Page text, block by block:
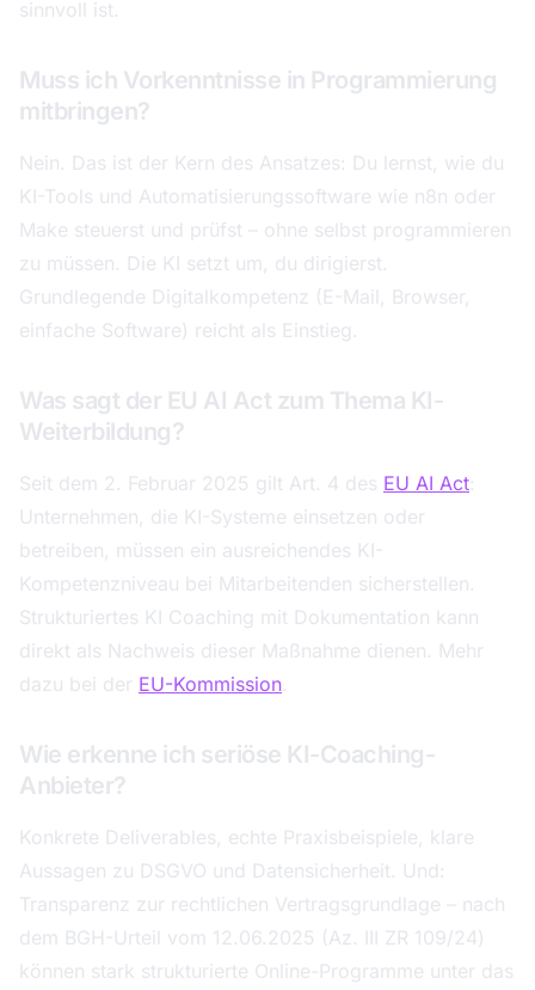
sinnvoll ist.
Muss ich Vorkenntnisse in Programmierung
mitbringen?
Nein. Das ist der Kern des Ansatzes: Du lernst, wie du
KI-Tools und Automatisierungssoftware wie n8n oder
Make steuerst und prüfst – ohne selbst programmieren
zu müssen. Die KI setzt um, du dirigierst.
Grundlegende Digitalkompetenz (E-Mail, Browser,
einfache Software) reicht als Einstieg.
Was sagt der EU AI Act zum Thema KI-
Weiterbildung?
Seit dem 2. Februar 2025 gilt Art. 4 des EU AI Act:
Unternehmen, die KI-Systeme einsetzen oder
betreiben, müssen ein ausreichendes KI-
Kompetenzniveau bei Mitarbeitenden sicherstellen.
Strukturiertes KI Coaching mit Dokumentation kann
direkt als Nachweis dieser Maßnahme dienen. Mehr
dazu bei der EU-Kommission.
Wie erkenne ich seriöse KI-Coaching-
Anbieter?
Konkrete Deliverables, echte Praxisbeispiele, klare
Aussagen zu DSGVO und Datensicherheit. Und:
Transparenz zur rechtlichen Vertragsgrundlage – nach
dem BGH-Urteil vom 12.06.2025 (Az. III ZR 109/24)
können stark strukturierte Online-Programme unter das